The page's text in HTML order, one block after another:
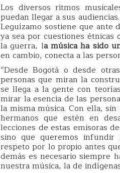
Los diversos ritmos
puedan llegar a sus
Leguízamo sostiene que ante
ya sea por cuestiones
la guerra, la música ha sido
en cambio, conecta a las
“Desde Bogotá o desde
personas que miran la
se llega a la gente con
mirar la esencia de las
la misma música. Con ella,
hermanos que estén en
lecciones de estas emisoras
sino que queremos infundir
respeto por lo propio antes
demás es necesario siempre
nuestra música, la de